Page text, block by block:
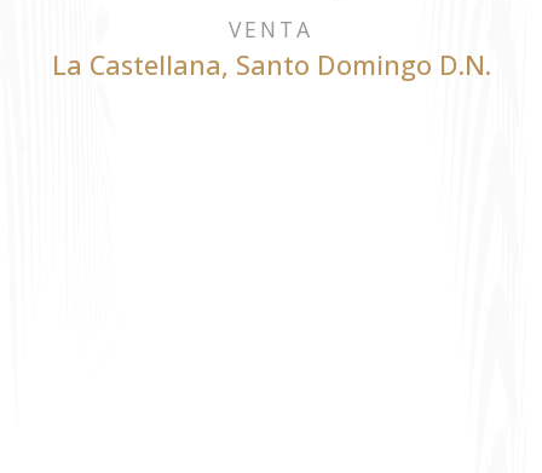
VENTA
La Castellana, Santo Domingo D.N.